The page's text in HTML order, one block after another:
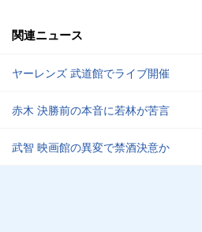
関連ニュース
ヤーレンズ 武道館でライブ開催
赤木 決勝前の本音に若林が苦言
武智 映画館の異変で禁酒決意か